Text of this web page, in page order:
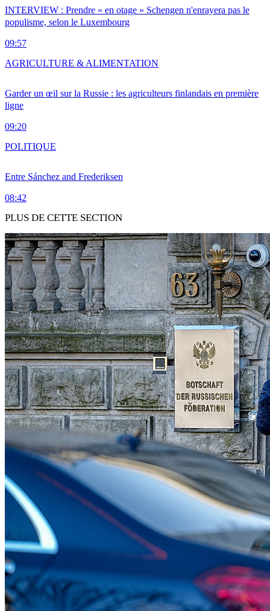
INTERVIEW : Prendre « en otage » Schengen n'enrayera pas le
populisme, selon le Luxembourg
09:57
Garder un œil sur la Russie : les agriculteurs finlandais en première
ligne
09:20
AGRICULTURE & ALIMENTATION
Entre Sánchez and Frederiksen
08:42
POLITIQUE
PLUS DE CETTE SECTION